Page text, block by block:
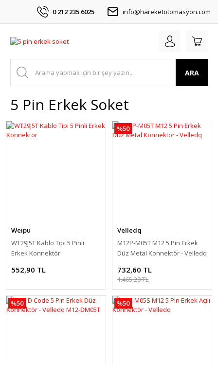
0 212 235 6025 info@hareketotomasyon.com
ARA
5 Pin Erkek Soket
Weipu
WT29J5T Kablo Tipi 5 Pinli
Erkek Konnektör
552,90 TL
%50
Velledq
M12P-M05T M12 5 Pin Erkek
Düz Metal Konnektör - Velledq
732,60 TL
1.465,20 TL
%50 %50